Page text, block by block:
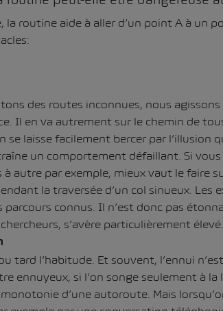
routine aide à aller d’un point A à un
des routes inconnues, nous
Il en va autrement sur le chemin de
laisse facilement bercer par l’illusion
un comportement défaillant. Si
autre par exemple, mieux vaut le faire
la traversée d‘un col sinueux. Les
connus. Il n’est donc pas
s’avère particulièrement élevé.
tard l’habitude. Et souvent, l’ennui
ennuyeux, si l’on songe seulement à
d’une autoroute. Mais